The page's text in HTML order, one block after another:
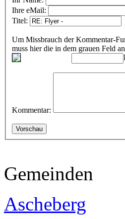
Ihre eMail:
Titel:
Um Missbrauch der Kommentar-
muss hier die in dem grauen Feld
Kommentar:
Gemeinden
Ascheberg